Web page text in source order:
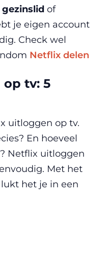
of
je eigen account
Check wel
Netflix delen
tv: 5
uitloggen op tv.
En hoeveel
Netflix uitloggen
Met het
het je in een